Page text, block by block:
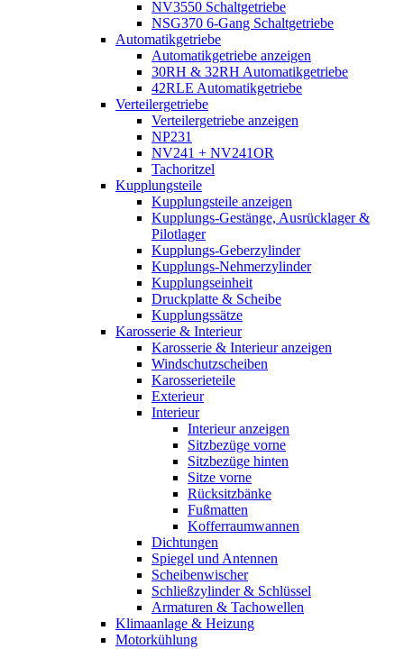
NV3550 Schaltgetriebe
NSG370 6-Gang Schaltgetriebe
Automatikgetriebe
Automatikgetriebe anzeigen
30RH & 32RH Automatikgetriebe
42RLE Automatikgetriebe
Verteilergetriebe
Verteilergetriebe anzeigen
NP231
NV241 + NV241OR
Tachoritzel
Kupplungsteile
Kupplungsteile anzeigen
Kupplungs-Gestänge, Ausrücklager &
Pilotlager
Kupplungs-Geberzylinder
Kupplungs-Nehmerzylinder
Kupplungseinheit
Druckplatte & Scheibe
Kupplungssätze
Karosserie & Interieur
Karosserie & Interieur anzeigen
Windschutzscheiben
Karosserieteile
Exterieur
Interieur
Interieur anzeigen
Sitzbezüge vorne
Sitzbezüge hinten
Sitze vorne
Rücksitzbänke
Fußmatten
Kofferraumwannen
Dichtungen
Spiegel und Antennen
Scheibenwischer
Schließzylinder & Schlüssel
Armaturen & Tachowellen
Klimaanlage & Heizung
Motorkühlung